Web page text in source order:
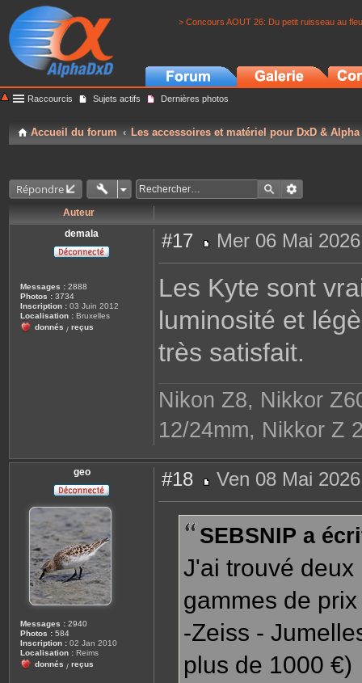
> Concours AOUT 26: Du petit ruisseau au
Raccourcis Sujets actifs Dernières photos
Accueil du forum Les accessoires et matériel pour DxD & Alpha
Répondre
Auteur
demala
Messages : 2888
Photos : 3734
Inscription : 03 Juin 2012
Localisation : Bruxelles
donnés / reçus
#17
e
s
a
Mer 06 Mai
Les Kyte sont
luminosité et
très satisfait.
Nikon Z8, Nikkor
12/24mm, Nikkor Z
geo
Messages : 2940
Photos : 584
Inscription : 02 Jan 2010
Localisation : Reims
donnés / reçus
#18
e
a
g
Ven 08 Mai
SEBSNIP a
J'ai trouvé
gammes de prix
-Zeiss -
plus de 1000 €)